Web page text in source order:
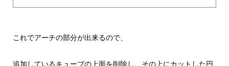
これでアーチの部分が出来るので、
追加しているキューブの上面を削除し、その上にカットした円